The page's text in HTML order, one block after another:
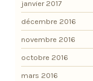
janvier 2017
décembre 2016
novembre 2016
octobre 2016
mars 2016